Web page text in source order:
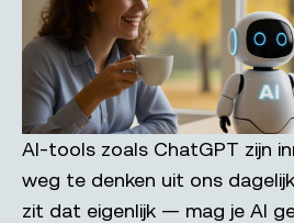
AI-tools zoals ChatGPT zijn
weg te denken uit ons
zit dat eigenlijk — mag je AI